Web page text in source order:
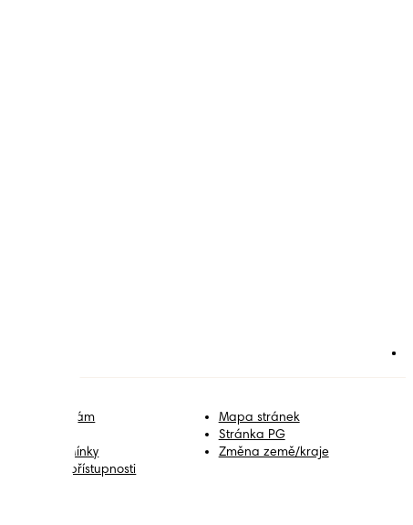
Přidejte se k nám
Smluvní podmínky
Prohlášení o přístupnosti
Mapa stránek
Stránka PG
Změna země/kraje